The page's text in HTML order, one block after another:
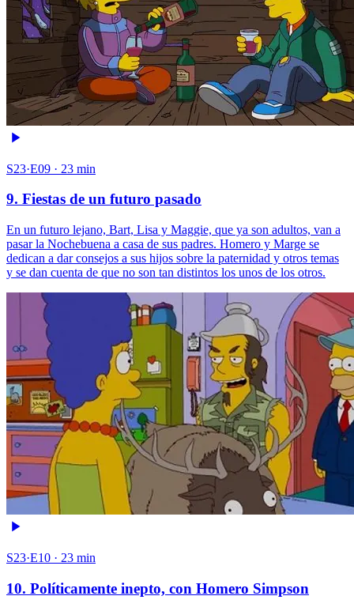
S23·E09 · 23 min
9. Fiestas de un futuro pasado
En un futuro lejano, Bart, Lisa y Maggie, que ya son adultos, van a
pasar la Nochebuena a casa de sus padres. Homero y Marge se
dedican a dar consejos a sus hijos sobre la paternidad y otros temas
y se dan cuenta de que no son tan distintos los unos de los otros.
S23·E10 · 23 min
10. Políticamente inepto, con Homero Simpson